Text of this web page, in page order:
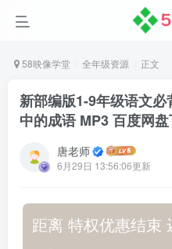
58映像学堂 全年级资源 正文
新部编版1-9年级语文必
中的成语 MP3 百度网
唐老师
6月29日 13:56:06更新
距离 特权优惠结束